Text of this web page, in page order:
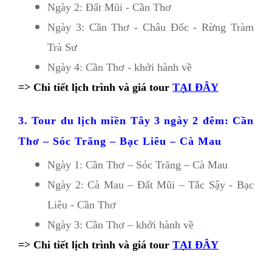
Ngày 2: Đất Mũi - Cần Thơ
Ngày 3: Cần Thơ - Châu Đốc - Rừng Tràm
Trà Sư
Ngày 4: Cần Thơ - khởi hành về
=> Chi tiết lịch trình và giá tour TẠI ĐÂY
3. Tour du lịch miền Tây 3 ngày 2 đêm: Cần
Thơ – Sóc Trăng – Bạc Liêu – Cà Mau
Ngày 1: Cần Thơ – Sóc Trăng – Cà Mau
Ngày 2: Cà Mau – Đất Mũi – Tắc Sậy - Bạc
Liêu - Cần Thơ
Ngày 3: Cần Thơ – khởi hành về
=> Chi tiết lịch trình và giá tour TẠI ĐÂY